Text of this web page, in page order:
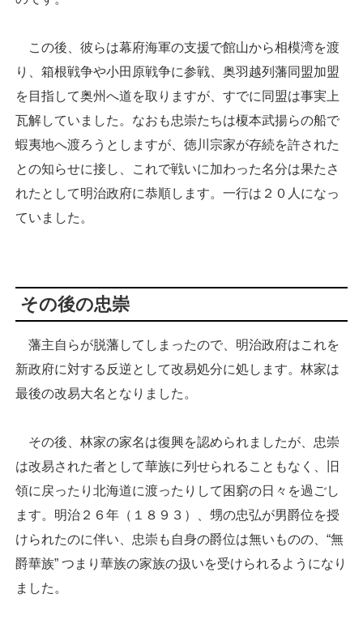
この後、彼らは幕府海軍の支援で館山から相模湾を渡
り、箱根戦争や小田原戦争に参戦、奥羽越列藩同盟加盟
を目指して奥州へ道を取りますが、すでに同盟は事実上
瓦解していました。なおも忠崇たちは榎本武揚らの船で
蝦夷地へ渡ろうとしますが、徳川宗家が存続を許された
との知らせに接し、これで戦いに加わった名分は果たさ
れたとして明治政府に恭順します。一行は２０人になっ
ていました。
その後の忠崇
藩主自らが脱藩してしまったので、明治政府はこれを
新政府に対する反逆として改易処分に処します。林家は
最後の改易大名となりました。
その後、林家の家名は復興を認められましたが、忠崇
は改易された者として華族に列せられることもなく、旧
領に戻ったり北海道に渡ったりして困窮の日々を過ごし
ます。明治２６年（１８９３）、甥の忠弘が男爵位を授
けられたのに伴い、忠崇も自身の爵位は無いものの、“無
爵華族” つまり華族の家族の扱いを受けられるようになり
ました。